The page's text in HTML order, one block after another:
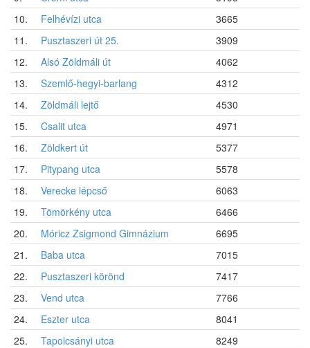
10.
Felhévízi utca
3665
11.
Pusztaszeri út 25.
3909
12.
Alsó Zöldmáli út
4062
13.
Szemlő-hegyi-barlang
4312
14.
Zöldmáli lejtő
4530
15.
Csalit utca
4971
16.
Zöldkert út
5377
17.
Pitypang utca
5578
18.
Verecke lépcső
6063
19.
Tömörkény utca
6466
20.
Móricz Zsigmond Gimnázium
6695
21.
Baba utca
7015
22.
Pusztaszeri körönd
7417
23.
Vend utca
7766
24.
Eszter utca
8041
25.
Tapolcsányi utca
8249